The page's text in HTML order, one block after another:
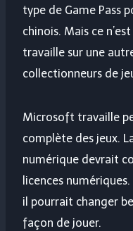
type de Game Pass
chinois. Mais ce
travaille sur une
collectionneurs de
Microsoft travaille
complète des jeux.
numérique devrait
licences
il pourrait changer
façon de jouer.